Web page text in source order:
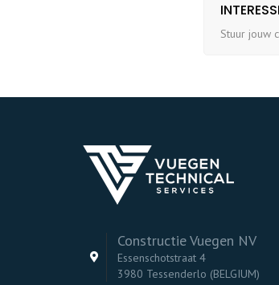
Stuur jouw
Constructie Vuegen NV
Essenschotstraat 4
3980 Tessenderlo (BELGIUM)